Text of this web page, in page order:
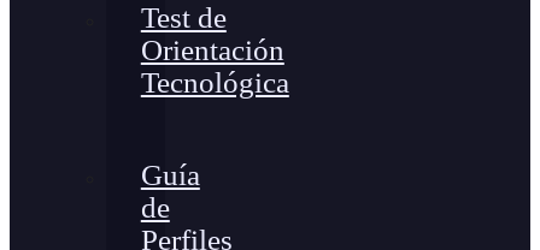
Test de
Orientación
Tecnológica
Guía
de
Perfiles